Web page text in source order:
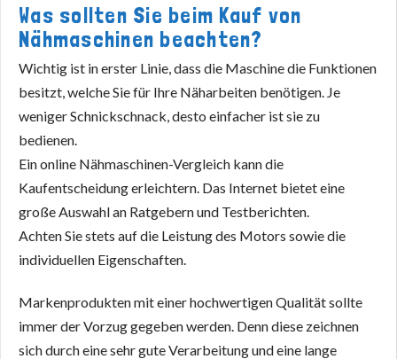
Was sollten Sie beim Kauf von
Nähmaschinen beachten?
Wichtig ist in erster Linie, dass die Maschine die Funktionen
besitzt, welche Sie für Ihre Näharbeiten benötigen. Je
weniger Schnickschnack, desto einfacher ist sie zu
bedienen.
Ein online Nähmaschinen-Vergleich kann die
Kaufentscheidung erleichtern. Das Internet bietet eine
große Auswahl an Ratgebern und Testberichten.
Achten Sie stets auf die Leistung des Motors sowie die
individuellen Eigenschaften.
Markenprodukten mit einer hochwertigen Qualität sollte
immer der Vorzug gegeben werden. Denn diese zeichnen
sich durch eine sehr gute Verarbeitung und eine lange